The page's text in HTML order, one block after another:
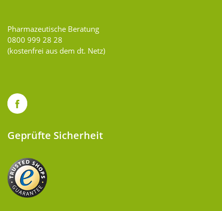
Pharmazeutische Beratung
0800 999 28 28
(kostenfrei aus dem dt. Netz)
Geprüfte Sicherheit